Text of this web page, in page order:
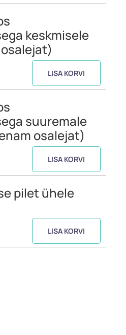
keskmisele
LISA KORVI
suuremale
osalejat)
LISA KORVI
pilet ühele
LISA KORVI